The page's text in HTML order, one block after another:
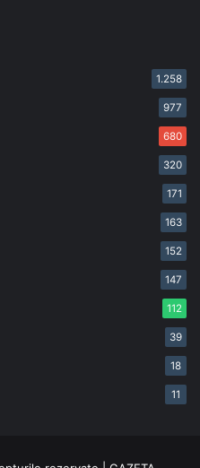
1.258
977
680
320
171
163
152
147
112
39
18
11